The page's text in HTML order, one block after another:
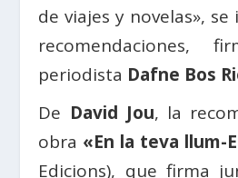
de viajes y novelas»,
recomendaciones,
periodista Dafne Bos
De David Jou, la
obra «En la teva llum-
Edicions), que firma